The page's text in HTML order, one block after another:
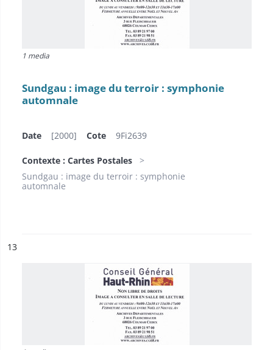
1 media
Sundgau : image du terroir : symphonie
automnale
Date [2000] Cote 9Fi2639
Contexte : Cartes Postales
Sundgau : image du terroir : symphonie
automnale
n°
13